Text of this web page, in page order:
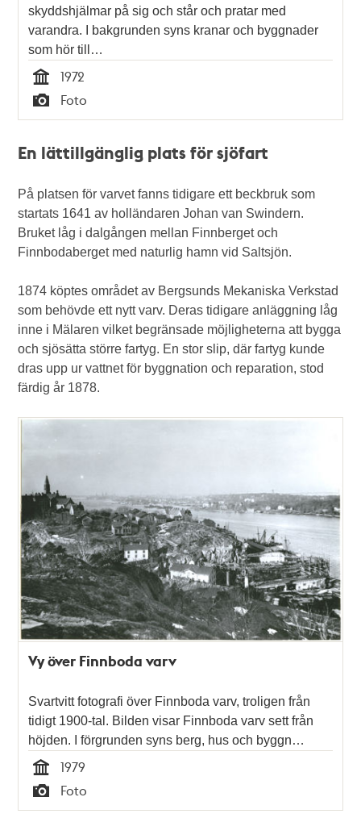
skyddshjälmar på sig och står och pratar med
varandra. I bakgrunden syns kranar och byggnader
som hör till…
Tid
1972
Typ
Foto
En lättillgänglig plats för sjöfart
På platsen för varvet fanns tidigare ett beckbruk som
startats 1641 av holländaren Johan van Swindern.
Bruket låg i dalgången mellan Finnberget och
Finnbodaberget med naturlig hamn vid Saltsjön.
1874 köptes området av Bergsunds Mekaniska Verkstad
som behövde ett nytt varv. Deras tidigare anläggning låg
inne i Mälaren vilket begränsade möjligheterna att bygga
och sjösätta större fartyg. En stor slip, där fartyg kunde
dras upp ur vattnet för byggnation och reparation, stod
färdig år 1878.
Vy över Finnboda varv
Svartvitt fotografi över Finnboda varv, troligen från
tidigt 1900-tal. Bilden visar Finnboda varv sett från
höjden. I förgrunden syns berg, hus och byggn…
Tid
1979
Typ
Foto